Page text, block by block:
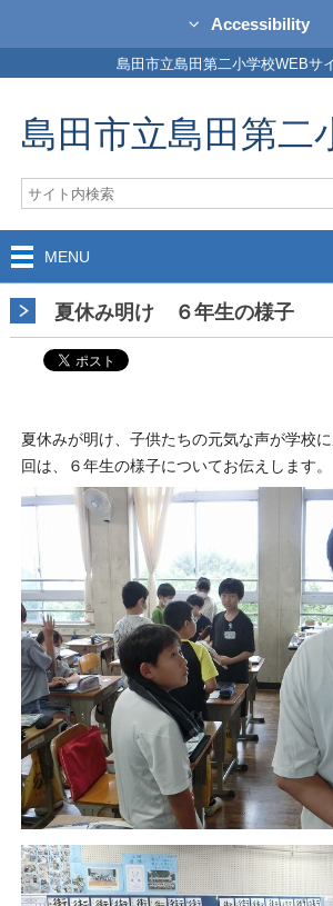
Accessibility
島田市立島田第二小学校WEBサ
島田市立島田第二
MENU
夏休み明け ６年生の様子
夏休みが明け、子供たちの元気な声が学校
回は、６年生の様子についてお伝えします。